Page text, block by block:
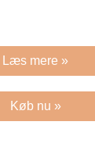
Læs mere »
Køb nu »